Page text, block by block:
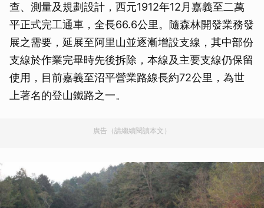
查、測量及規劃設計，西元1912年12月嘉義至二萬
平正式完工通車，全長66.6公里。隨森林開發業務發
展之需要，延展至阿里山並逐漸增設支線，其中部份
支線於作業完畢時先後拆除，本線及主要支線仍保留
使用，目前嘉義至沼平營業路線長約72公里，為世
上著名的登山鐵路之一。
廣告（請繼續閱讀本文）